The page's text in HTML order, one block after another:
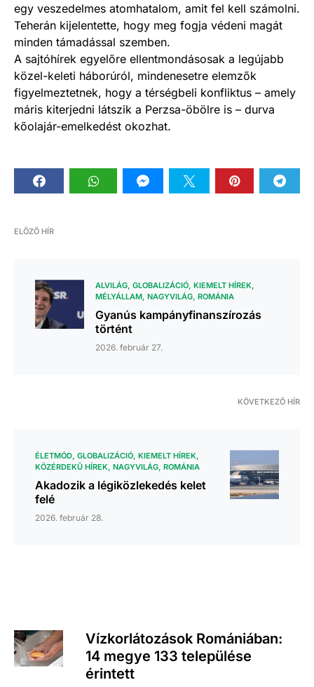
egy veszedelmes atomhatalom, amit fel kell számolni.
Teherán kijelentette, hogy meg fogja védeni magát
minden támadással szemben.
A sajtóhírek egyelőre ellentmondásosak a legújabb
közel-keleti háborúról, mindenesetre elemzők
figyelmeztetnek, hogy a térségbeli konfliktus – amely
máris kiterjedni látszik a Perzsa-öbölre is – durva
kőolajár-emelkedést okozhat.
ELŐZŐ HÍR
ALVILÁG GLOBALIZÁCIÓ KIEMELT HÍREK
MÉLYÁLLAM NAGYVILÁG ROMÁNIA
Gyanús kampányfinanszírozás
történt
2026. február 27.
KÖVETKEZŐ HÍR
ÉLETMÓD GLOBALIZÁCIÓ KIEMELT HÍREK
KÖZÉRDEKŰ HÍREK NAGYVILÁG ROMÁNIA
Akadozik a légiközlekedés kelet
felé
2026. február 28.
Vízkorlátozások Romániában:
14 megye 133 települése
érintett